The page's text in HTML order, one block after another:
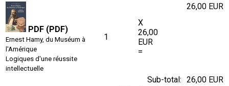
PDF (PDF)
Ernest Hamy, du Muséum à
l'Amérique
Logiques d'une réussite
intellectuelle
1
X
26,00
EUR
=
26,00 EUR
Sub-total: 26,00 EUR